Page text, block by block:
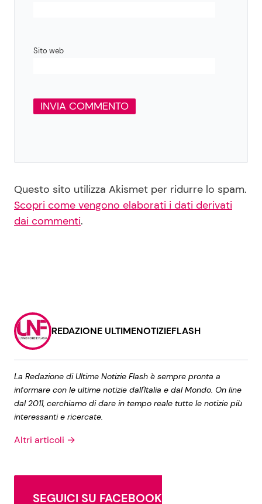
Sito web
Questo sito utilizza Akismet per ridurre lo spam.
Scopri come vengono elaborati i dati derivati
dai commenti.
REDAZIONE ULTIMENOTIZIEFLASH
La Redazione di Ultime Notizie Flash è sempre pronta a
informare con le ultime notizie dall'Italia e dal Mondo. On line
dal 2011, cerchiamo di dare in tempo reale tutte le notizie più
interessanti e ricercate.
Altri articoli →
SEGUICI SU FACEBOOK